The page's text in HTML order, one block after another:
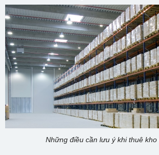
Những điều cần lưu ý khi thuê kho